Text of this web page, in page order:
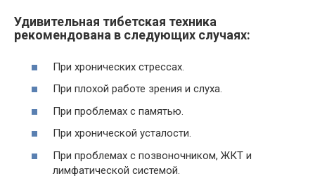
Удивительная тибетская техника
рекомендована в следующих случаях:
При хронических стрессах.
При плохой работе зрения и слуха.
При проблемах с памятью.
При хронической усталости.
При проблемах с позвоночником, ЖКТ и
лимфатической системой.